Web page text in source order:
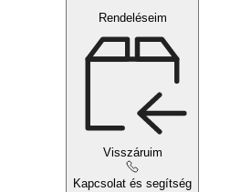
Rendeléseim
Visszáruim
Kapcsolat és segítség